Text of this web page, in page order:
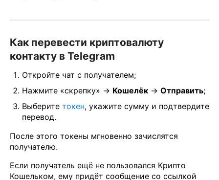
Как перевести криптовалюту
контакту в Telegram
Откройте чат с получателем;
Нажмите «скрепку» → Кошелёк → Отправить;
Выберите токен, укажите сумму и подтвердите
перевод.
После этого токены мгновенно зачислятся
получателю.
Если получатель ещё не пользовался Крипто
Кошельком, ему придёт сообщение со ссылкой